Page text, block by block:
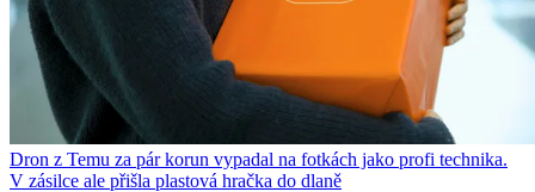
Dron z Temu za pár korun vypadal na fotkách jako profi technika.
V zásilce ale přišla plastová hračka do dlaně